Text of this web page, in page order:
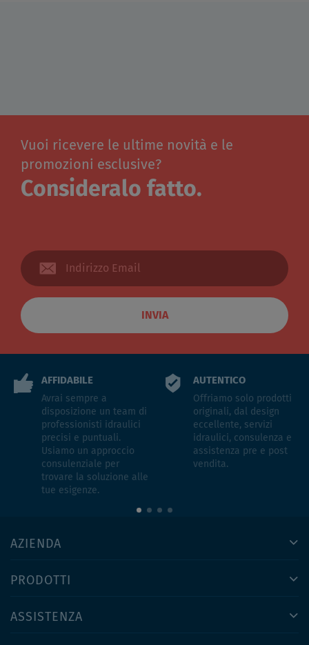
Vuoi ricevere le ultime novità e le
promozioni esclusive?
Consideralo fatto.
INVIA
AFFIDABILE
Avrai sempre a
disposizione un team di
professionisti idraulici
precisi e puntuali.
Usiamo un approccio
consulenziale per
trovare la soluzione alle
tue esigenze.
AUTENTICO
Offriamo solo prodotti
originali, dal design
eccellente, servizi
idraulici, consulenza e
assistenza pre e post
vendita.
AZIENDA
PRODOTTI
ASSISTENZA